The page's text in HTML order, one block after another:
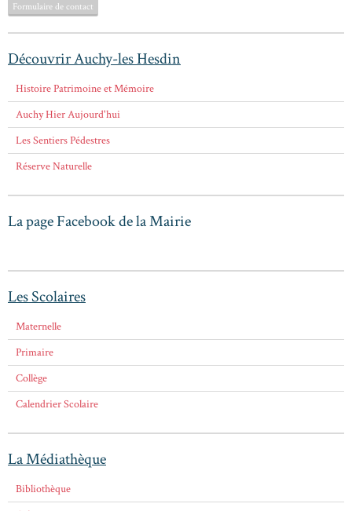
Formulaire de contact
Découvrir Auchy-les Hesdin
Histoire Patrimoine et Mémoire
Auchy Hier Aujourd'hui
Les Sentiers Pédestres
Réserve Naturelle
La page Facebook de la Mairie
Les Scolaires
Maternelle
Primaire
Collège
Calendrier Scolaire
La Médiathèque
Bibliothèque